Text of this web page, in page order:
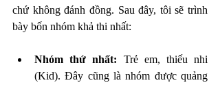
chứ không đánh đồng. Sau đây, tôi sẽ trình
bày bốn nhóm khả thi nhất:
Nhóm thứ nhất: Trẻ em, thiếu nhi
(Kid). Đây cũng là nhóm được quảng